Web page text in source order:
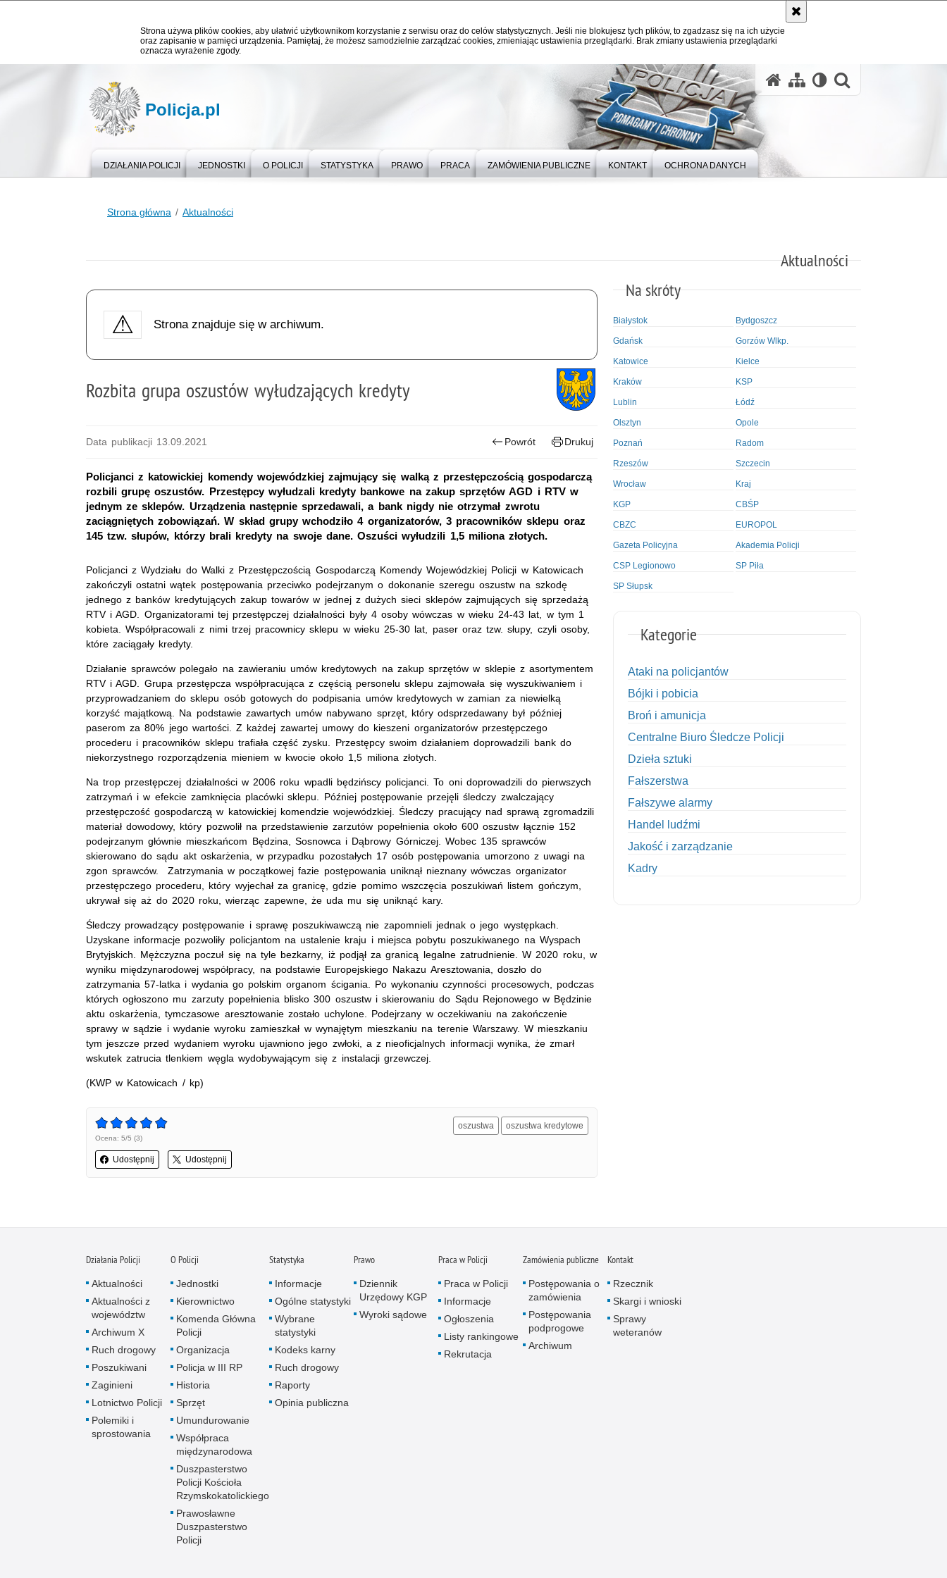
Strona używa plików cookies, aby ułatwić użytkownikom korzystanie z serwisu oraz do celów statystycznych. Jeśli nie blokujesz tych plików, to zgadzasz się na ich użycie
oraz zapisanie w pamięci urządzenia. Pamiętaj, że możesz samodzielnie zarządzać cookies, zmieniając ustawienia przeglądarki. Brak zmiany ustawienia przeglądarki
oznacza wyrażenie zgody.
Policja.pl
DZIAŁANIA POLICJI JEDNOSTKI O POLICJI STATYSTYKA PRAWO PRACA ZAMÓWIENIA PUBLICZNE KONTAKT OCHRONA DANYCH
Strona główna Aktualności
Aktualności
Strona znajduje się w archiwum.
Rozbita grupa oszustów wyłudzających kredyty
Data publikacji 13.09.2021 Powrót Drukuj
Policjanci z katowickiej komendy wojewódzkiej zajmujący się walką z przestępczością gospodarczą
rozbili grupę oszustów. Przestępcy wyłudzali kredyty bankowe na zakup sprzętów AGD i RTV w
jednym ze sklepów. Urządzenia następnie sprzedawali, a bank nigdy nie otrzymał zwrotu
zaciągniętych zobowiązań. W skład grupy wchodziło 4 organizatorów, 3 pracowników sklepu oraz
145 tzw. słupów, którzy brali kredyty na swoje dane. Oszuści wyłudzili 1,5 miliona złotych.
Policjanci z Wydziału do Walki z Przestępczością Gospodarczą Komendy Wojewódzkiej Policji w Katowicach
zakończyli ostatni wątek postępowania przeciwko podejrzanym o dokonanie szeregu oszustw na szkodę
jednego z banków kredytujących zakup towarów w jednej z dużych sieci sklepów zajmujących się sprzedażą
RTV i AGD. Organizatorami tej przestępczej działalności były 4 osoby wówczas w wieku 24-43 lat, w tym 1
kobieta. Współpracowali z nimi trzej pracownicy sklepu w wieku 25-30 lat, paser oraz tzw. słupy, czyli osoby,
które zaciągały kredyty.
Działanie sprawców polegało na zawieraniu umów kredytowych na zakup sprzętów w sklepie z asortymentem
RTV i AGD. Grupa przestępcza współpracująca z częścią personelu sklepu zajmowała się wyszukiwaniem i
przyprowadzaniem do sklepu osób gotowych do podpisania umów kredytowych w zamian za niewielką
korzyść majątkową. Na podstawie zawartych umów nabywano sprzęt, który odsprzedawany był później
paserom za 80% jego wartości. Z każdej zawartej umowy do kieszeni organizatorów przestępczego
procederu i pracowników sklepu trafiała część zysku. Przestępcy swoim działaniem doprowadzili bank do
niekorzystnego rozporządzenia mieniem w kwocie około 1,5 miliona złotych.
Na trop przestępczej działalności w 2006 roku wpadli będzińscy policjanci. To oni doprowadzili do pierwszych
zatrzymań i w efekcie zamknięcia placówki sklepu. Później postępowanie przejęli śledczy zwalczający
przestępczość gospodarczą w katowickiej komendzie wojewódzkiej. Śledczy pracujący nad sprawą zgromadzili
materiał dowodowy, który pozwolił na przedstawienie zarzutów popełnienia około 600 oszustw łącznie 152
podejrzanym głównie mieszkańcom Będzina, Sosnowca i Dąbrowy Górniczej. Wobec 135 sprawców
skierowano do sądu akt oskarżenia, w przypadku pozostałych 17 osób postępowania umorzono z uwagi na
zgon sprawców. Zatrzymania w początkowej fazie postępowania uniknął nieznany wówczas organizator
przestępczego procederu, który wyjechał za granicę, gdzie pomimo wszczęcia poszukiwań listem gończym,
ukrywał się aż do 2020 roku, wierząc zapewne, że uda mu się uniknąć kary.
Śledczy prowadzący postępowanie i sprawę poszukiwawczą nie zapomnieli jednak o jego występkach.
Uzyskane informacje pozwoliły policjantom na ustalenie kraju i miejsca pobytu poszukiwanego na Wyspach
Brytyjskich. Mężczyzna poczuł się na tyle bezkarny, iż podjął za granicą legalne zatrudnienie. W 2020 roku, w
wyniku międzynarodowej współpracy, na podstawie Europejskiego Nakazu Aresztowania, doszło do
zatrzymania 57-latka i wydania go polskim organom ścigania. Po wykonaniu czynności procesowych, podczas
których ogłoszono mu zarzuty popełnienia blisko 300 oszustw i skierowaniu do Sądu Rejonowego w Będzinie
aktu oskarżenia, tymczasowe aresztowanie zostało uchylone. Podejrzany w oczekiwaniu na zakończenie
sprawy w sądzie i wydanie wyroku zamieszkał w wynajętym mieszkaniu na terenie Warszawy. W mieszkaniu
tym jeszcze przed wydaniem wyroku ujawniono jego zwłoki, a z nieoficjalnych informacji wynika, że zmarł
wskutek zatrucia tlenkiem węgla wydobywającym się z instalacji grzewczej.
(KWP w Katowicach / kp)
Ocena: 5/5 (3)
Udostępnij Udostępnij
oszustwa oszustwa kredytowe
Na skróty
Białystok Bydgoszcz
Gdańsk Gorzów Wlkp.
Katowice Kielce
Kraków KSP
Lublin Łódź
Olsztyn Opole
Poznań Radom
Rzeszów Szczecin
Wrocław Kraj
KGP CBŚP
CBZC EUROPOL
Gazeta Policyjna Akademia Policji
CSP Legionowo SP Piła
SP Słupsk
Kategorie
Ataki na policjantów
Bójki i pobicia
Broń i amunicja
Centralne Biuro Śledcze Policji
Dzieła sztuki
Fałszerstwa
Fałszywe alarmy
Handel ludźmi
Jakość i zarządzanie
Kadry
Odpowiedzialność majątkowa Policji
Ofiarni i odważni
Opinia publiczna
Oszustwa
Działania Policji
Aktualności
Aktualności z
województw
Archiwum X
Ruch drogowy
Poszukiwani
Zaginieni
Lotnictwo Policji
Polemiki i
sprostowania
O Policji
Jednostki
Kierownictwo
Komenda Główna
Policji
Organizacja
Policja w III RP
Historia
Sprzęt
Umundurowanie
Współpraca
międzynarodowa
Duszpasterstwo
Policji Kościoła
Rzymskokatolickiego
Prawosławne
Duszpasterstwo
Policji
Statystyka
Informacje
Ogólne statystyki
Wybrane
statystyki
Kodeks karny
Ruch drogowy
Raporty
Opinia publiczna
Prawo
Dziennik
Urzędowy KGP
Wyroki sądowe
Praca w Policji
Praca w Policji
Informacje
Ogłoszenia
Listy rankingowe
Rekrutacja
Zamówienia publiczne
Postępowania o
zamówienia
Postępowania
podprogowe
Archiwum
Kontakt
Rzecznik
Skargi i wnioski
Sprawy
weteranów